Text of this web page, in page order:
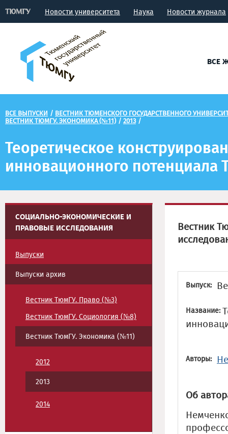
Новости университета Наука Новости журнала
ВСЕ
ВСЕ ВЫПУСКИ / ВЕСТНИК ТЮМЕНСКОГО ГОСУДАРСТВЕННОГО
ВЕСТНИК ТЮМГУ. ЭКОНОМИКА (№11) / 2013 /
Теоретическое
инновационного потенциала
СОЦИАЛЬНО-ЭКОНОМИЧЕСКИЕ И
ПРАВОВЫЕ ИССЛЕДОВАНИЯ
Выпуски
Выпуски архив
Вестник ТюмГУ. Право (№3)
Вестник ТюмГУ. Социология (№8)
Вестник ТюмГУ. Экономика (№11)
2012
2013
2014
Вестник
Выпуск:
Название:
Авторы:
Об